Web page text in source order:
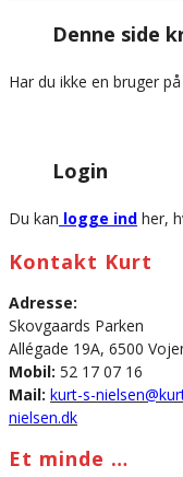
websiteDenne side
Har du ikke en bruger
Login
Du kan logge ind her,
Kontakt Kurt
Adresse:
Skovgaards Parken
Allégade 19A, 6500
Mobil: 52 17 07 16
Mail: kurt-s-
nielsen.dk
Et minde …